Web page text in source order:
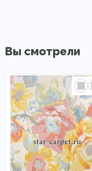
Вы смотрели